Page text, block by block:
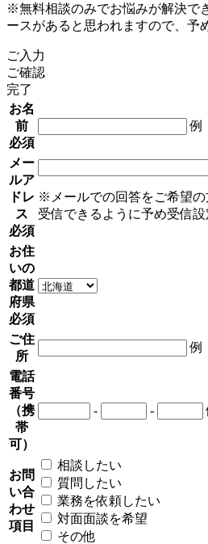
※無料相談のみでお悩みが解決で
ースがあると思われますので、予
ご入力
ご確認
完了
お名
前
必須
例
メー
ルア
ドレ
ス
必須
※メールでの回答をご希望の
受信できるように予め受信
お住
いの
都道
府県
必須
ご住
所
例
電話
番号
（携
帯
可）
- -
お問
い合
わせ
項目
相談したい
質問したい
業務を依頼したい
対面面談を希望
その他